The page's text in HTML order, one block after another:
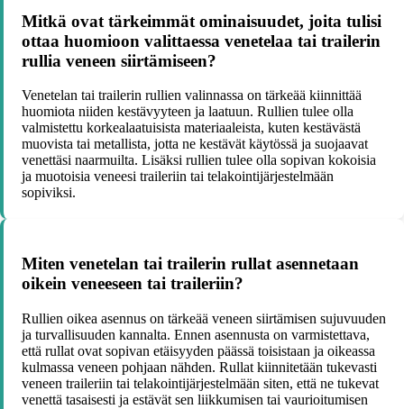
Mitkä ovat tärkeimmät ominaisuudet, joita tulisi
ottaa huomioon valittaessa venetelaa tai trailerin
rullia veneen siirtämiseen?
Venetelan tai trailerin rullien valinnassa on tärkeää kiinnittää
huomiota niiden kestävyyteen ja laatuun. Rullien tulee olla
valmistettu korkealaatuisista materiaaleista, kuten kestävästä
muovista tai metallista, jotta ne kestävät käytössä ja suojaavat
venettäsi naarmuilta. Lisäksi rullien tulee olla sopivan kokoisia
ja muotoisia veneesi traileriin tai telakointijärjestelmään
sopiviksi.
Miten venetelan tai trailerin rullat asennetaan
oikein veneeseen tai traileriin?
Rullien oikea asennus on tärkeää veneen siirtämisen sujuvuuden
ja turvallisuuden kannalta. Ennen asennusta on varmistettava,
että rullat ovat sopivan etäisyyden päässä toisistaan ja oikeassa
kulmassa veneen pohjaan nähden. Rullat kiinnitetään tukevasti
veneen traileriin tai telakointijärjestelmään siten, että ne tukevat
venettä tasaisesti ja estävät sen liikkumisen tai vaurioitumisen